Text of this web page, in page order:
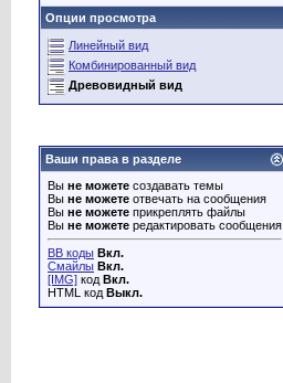
Опции просмотра
Линейный вид
Комбинированный вид
Древовидный вид
Ваши права в разделе
Вы не можете создавать темы
Вы не можете отвечать на сообщения
Вы не можете прикреплять файлы
Вы не можете редактировать сообщения
BB коды Вкл.
Смайлы Вкл.
[IMG] код Вкл.
HTML код Выкл.